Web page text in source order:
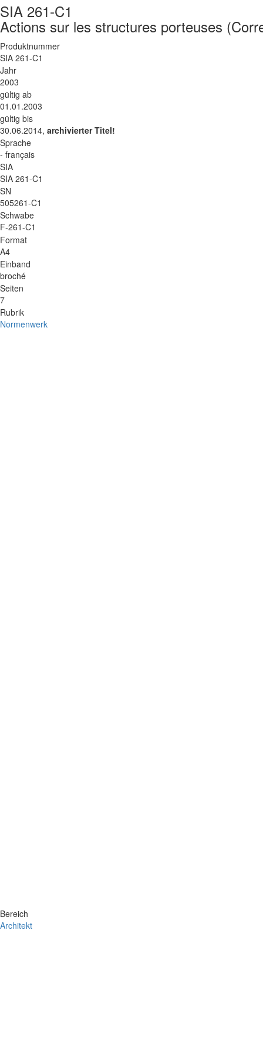
SIA 261-C1
Actions sur les structures porteuses
Produktnummer
SIA 261-C1
Jahr
2003
gültig ab
01.01.2003
gültig bis
30.06.2014, archivierter Titel!
Sprache
- français
SIA
SIA 261-C1
SN
505261-C1
Schwabe
F-261-C1
Format
A4
Einband
broché
Seiten
7
Rubrik
Normenwerk
Bereich
Architekt